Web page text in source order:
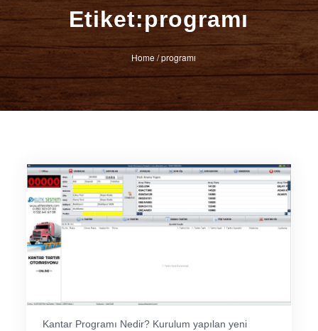
Etiket:programı
Home /programı
Kantar Programı Nedir? Kurulum yapılan yeni